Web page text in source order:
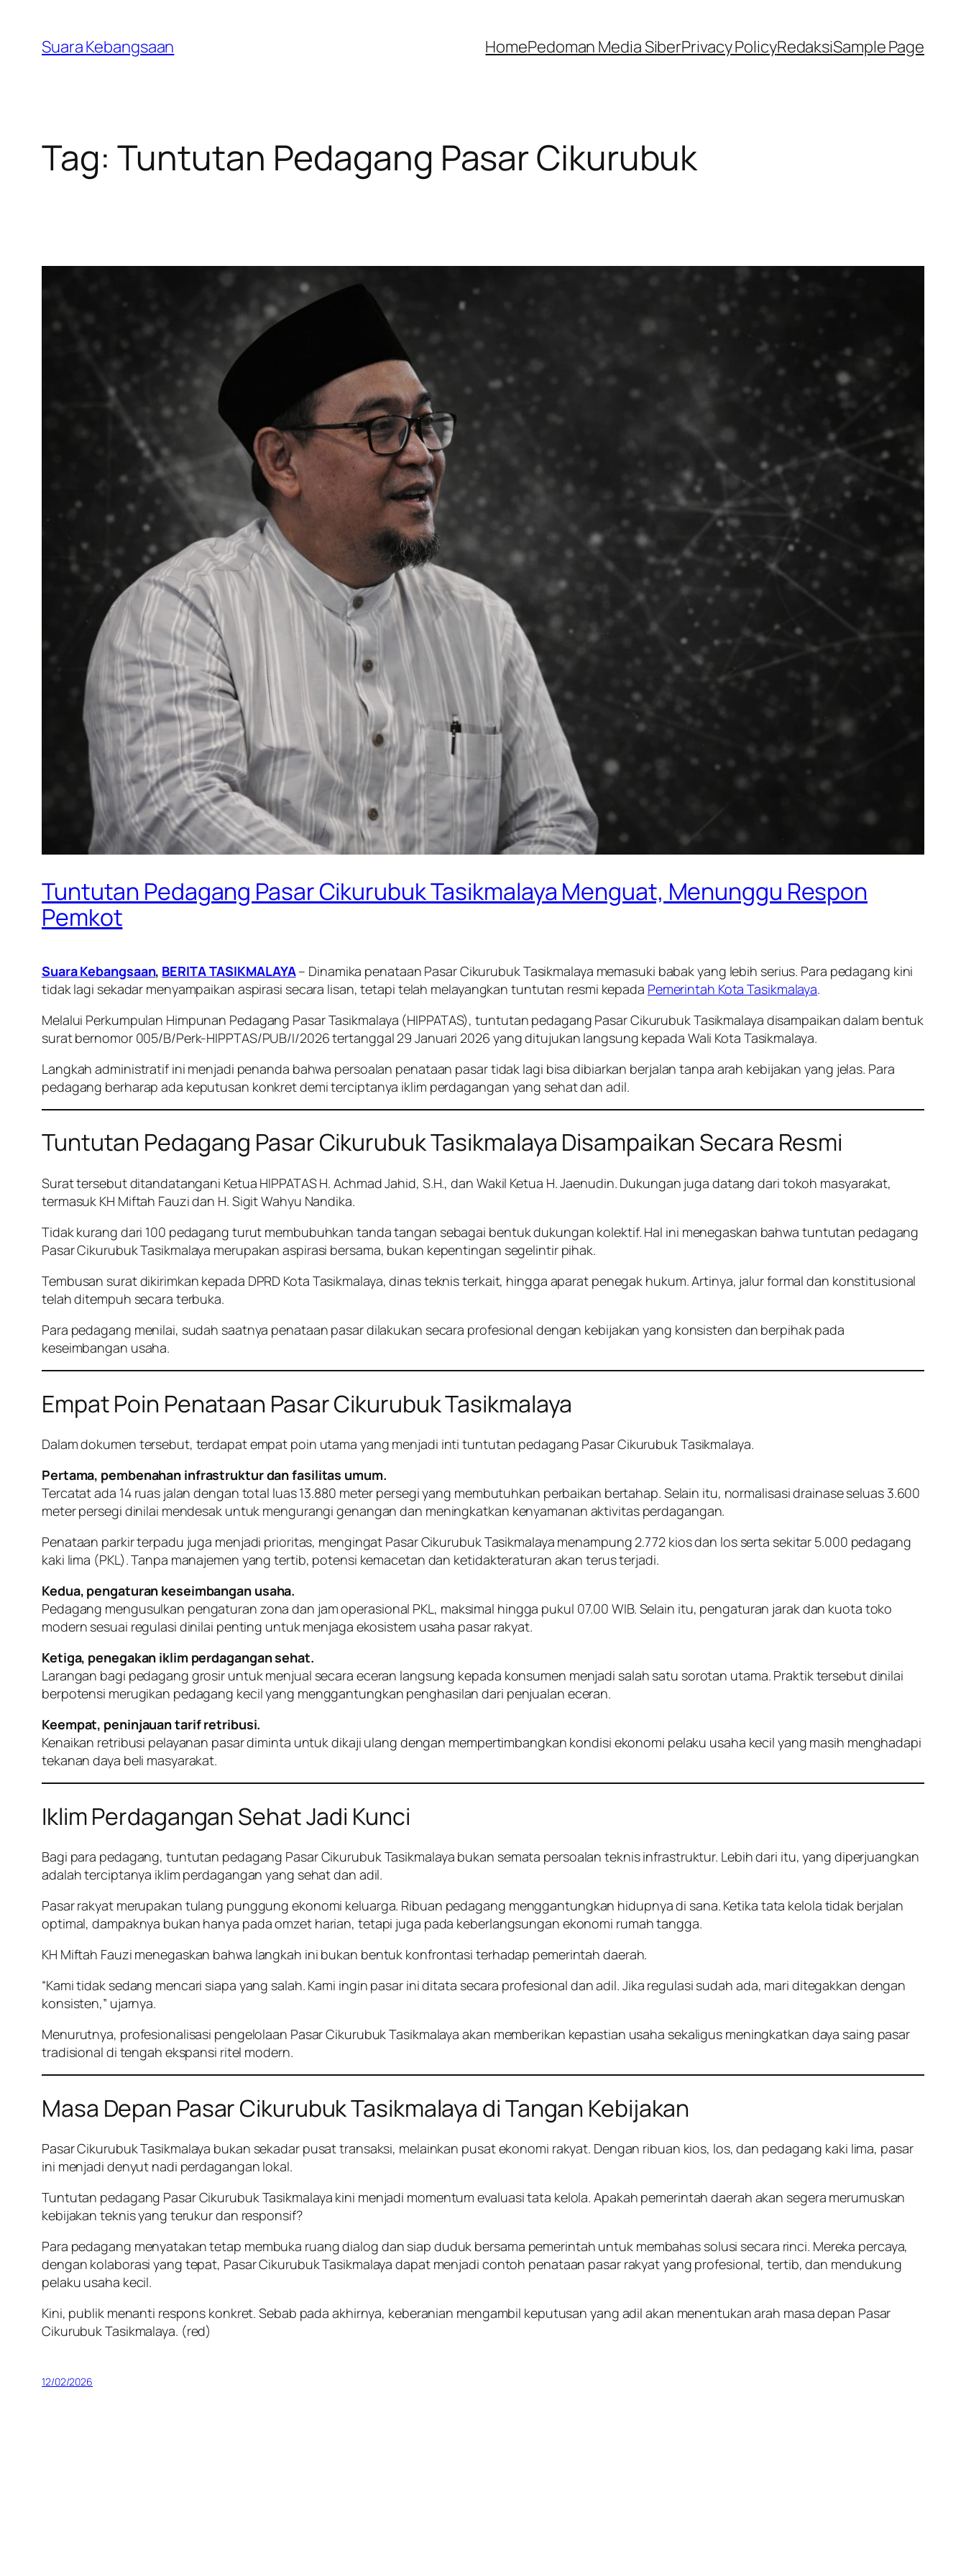
konten
Suara Kebangsaan HomePedoman Media SiberPrivacy PolicyRedaksiSample Page
Tag: Tuntutan Pedagang Pasar Cikurubuk
Tuntutan Pedagang Pasar Cikurubuk Tasikmalaya Menguat, Menunggu Respon
Pemkot
Suara Kebangsaan, BERITA TASIKMALAYA– Dinamika penataan Pasar Cikurubuk Tasikmalaya memasuki babak yang lebih serius. Para pedagang kini
tidak lagi sekadar menyampaikan aspirasi secara lisan, tetapi telah melayangkan tuntutan resmi kepada Pemerintah Kota Tasikmalaya.
Melalui Perkumpulan Himpunan Pedagang Pasar Tasikmalaya (HIPPATAS), tuntutan pedagang Pasar Cikurubuk Tasikmalaya disampaikan dalam bentuk
surat bernomor 005/B/Perk-HIPPTAS/PUB/I/2026 tertanggal 29 Januari 2026 yang ditujukan langsung kepada Wali Kota Tasikmalaya.
Langkah administratif ini menjadi penanda bahwa persoalan penataan pasar tidak lagi bisa dibiarkan berjalan tanpa arah kebijakan yang jelas. Para
pedagang berharap ada keputusan konkret demi terciptanya iklim perdagangan yang sehat dan adil.
Tuntutan Pedagang Pasar Cikurubuk Tasikmalaya Disampaikan Secara Resmi
Surat tersebut ditandatangani Ketua HIPPATAS H. Achmad Jahid, S.H., dan Wakil Ketua H. Jaenudin. Dukungan juga datang dari tokoh masyarakat,
termasuk KH Miftah Fauzi dan H. Sigit Wahyu Nandika.
Tidak kurang dari 100 pedagang turut membubuhkan tanda tangan sebagai bentuk dukungan kolektif. Hal ini menegaskan bahwa tuntutan pedagang
Pasar Cikurubuk Tasikmalaya merupakan aspirasi bersama, bukan kepentingan segelintir pihak.
Tembusan surat dikirimkan kepada DPRD Kota Tasikmalaya, dinas teknis terkait, hingga aparat penegak hukum. Artinya, jalur formal dan konstitusional
telah ditempuh secara terbuka.
Para pedagang menilai, sudah saatnya penataan pasar dilakukan secara profesional dengan kebijakan yang konsisten dan berpihak pada
keseimbangan usaha.
Empat Poin Penataan Pasar Cikurubuk Tasikmalaya
Dalam dokumen tersebut, terdapat empat poin utama yang menjadi inti tuntutan pedagang Pasar Cikurubuk Tasikmalaya.
Pertama, pembenahan infrastruktur dan fasilitas umum.
Tercatat ada 14 ruas jalan dengan total luas 13.880 meter persegi yang membutuhkan perbaikan bertahap. Selain itu, normalisasi drainase seluas 3.600
meter persegi dinilai mendesak untuk mengurangi genangan dan meningkatkan kenyamanan aktivitas perdagangan.
Penataan parkir terpadu juga menjadi prioritas, mengingat Pasar Cikurubuk Tasikmalaya menampung 2.772 kios dan los serta sekitar 5.000 pedagang
kaki lima (PKL). Tanpa manajemen yang tertib, potensi kemacetan dan ketidakteraturan akan terus terjadi.
Kedua, pengaturan keseimbangan usaha.
Pedagang mengusulkan pengaturan zona dan jam operasional PKL, maksimal hingga pukul 07.00 WIB. Selain itu, pengaturan jarak dan kuota toko
modern sesuai regulasi dinilai penting untuk menjaga ekosistem usaha pasar rakyat.
Ketiga, penegakan iklim perdagangan sehat.
Larangan bagi pedagang grosir untuk menjual secara eceran langsung kepada konsumen menjadi salah satu sorotan utama. Praktik tersebut dinilai
berpotensi merugikan pedagang kecil yang menggantungkan penghasilan dari penjualan eceran.
Keempat, peninjauan tarif retribusi.
Kenaikan retribusi pelayanan pasar diminta untuk dikaji ulang dengan mempertimbangkan kondisi ekonomi pelaku usaha kecil yang masih menghadapi
tekanan daya beli masyarakat.
Iklim Perdagangan Sehat Jadi Kunci
Bagi para pedagang, tuntutan pedagang Pasar Cikurubuk Tasikmalaya bukan semata persoalan teknis infrastruktur. Lebih dari itu, yang diperjuangkan
adalah terciptanya iklim perdagangan yang sehat dan adil.
Pasar rakyat merupakan tulang punggung ekonomi keluarga. Ribuan pedagang menggantungkan hidupnya di sana. Ketika tata kelola tidak berjalan
optimal, dampaknya bukan hanya pada omzet harian, tetapi juga pada keberlangsungan ekonomi rumah tangga.
KH Miftah Fauzi menegaskan bahwa langkah ini bukan bentuk konfrontasi terhadap pemerintah daerah.
“Kami tidak sedang mencari siapa yang salah. Kami ingin pasar ini ditata secara profesional dan adil. Jika regulasi sudah ada, mari ditegakkan dengan
konsisten,” ujarnya.
Menurutnya, profesionalisasi pengelolaan Pasar Cikurubuk Tasikmalaya akan memberikan kepastian usaha sekaligus meningkatkan daya saing pasar
tradisional di tengah ekspansi ritel modern.
Masa Depan Pasar Cikurubuk Tasikmalaya di Tangan Kebijakan
Pasar Cikurubuk Tasikmalaya bukan sekadar pusat transaksi, melainkan pusat ekonomi rakyat. Dengan ribuan kios, los, dan pedagang kaki lima, pasar
ini menjadi denyut nadi perdagangan lokal.
Tuntutan pedagang Pasar Cikurubuk Tasikmalaya kini menjadi momentum evaluasi tata kelola. Apakah pemerintah daerah akan segera merumuskan
kebijakan teknis yang terukur dan responsif?
Para pedagang menyatakan tetap membuka ruang dialog dan siap duduk bersama pemerintah untuk membahas solusi secara rinci. Mereka percaya,
dengan kolaborasi yang tepat, Pasar Cikurubuk Tasikmalaya dapat menjadi contoh penataan pasar rakyat yang profesional, tertib, dan mendukung
pelaku usaha kecil.
Kini, publik menanti respons konkret. Sebab pada akhirnya, keberanian mengambil keputusan yang adil akan menentukan arah masa depan Pasar
Cikurubuk Tasikmalaya. (red)
12/02/2026